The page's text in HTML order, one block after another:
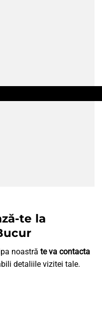
te la
noastră te va contacta
detaliile vizitei tale.